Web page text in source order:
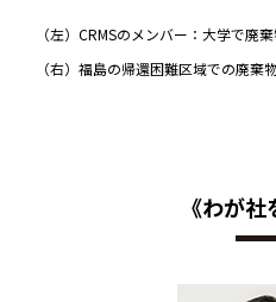
（左）CRMSのメンバー：大学で廃
（右）福島の帰還困難区域での廃棄
《わが社